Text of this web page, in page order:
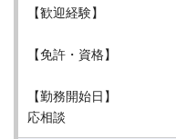
【歓迎経験】
【免許・資格】
【勤務開始日】
応相談